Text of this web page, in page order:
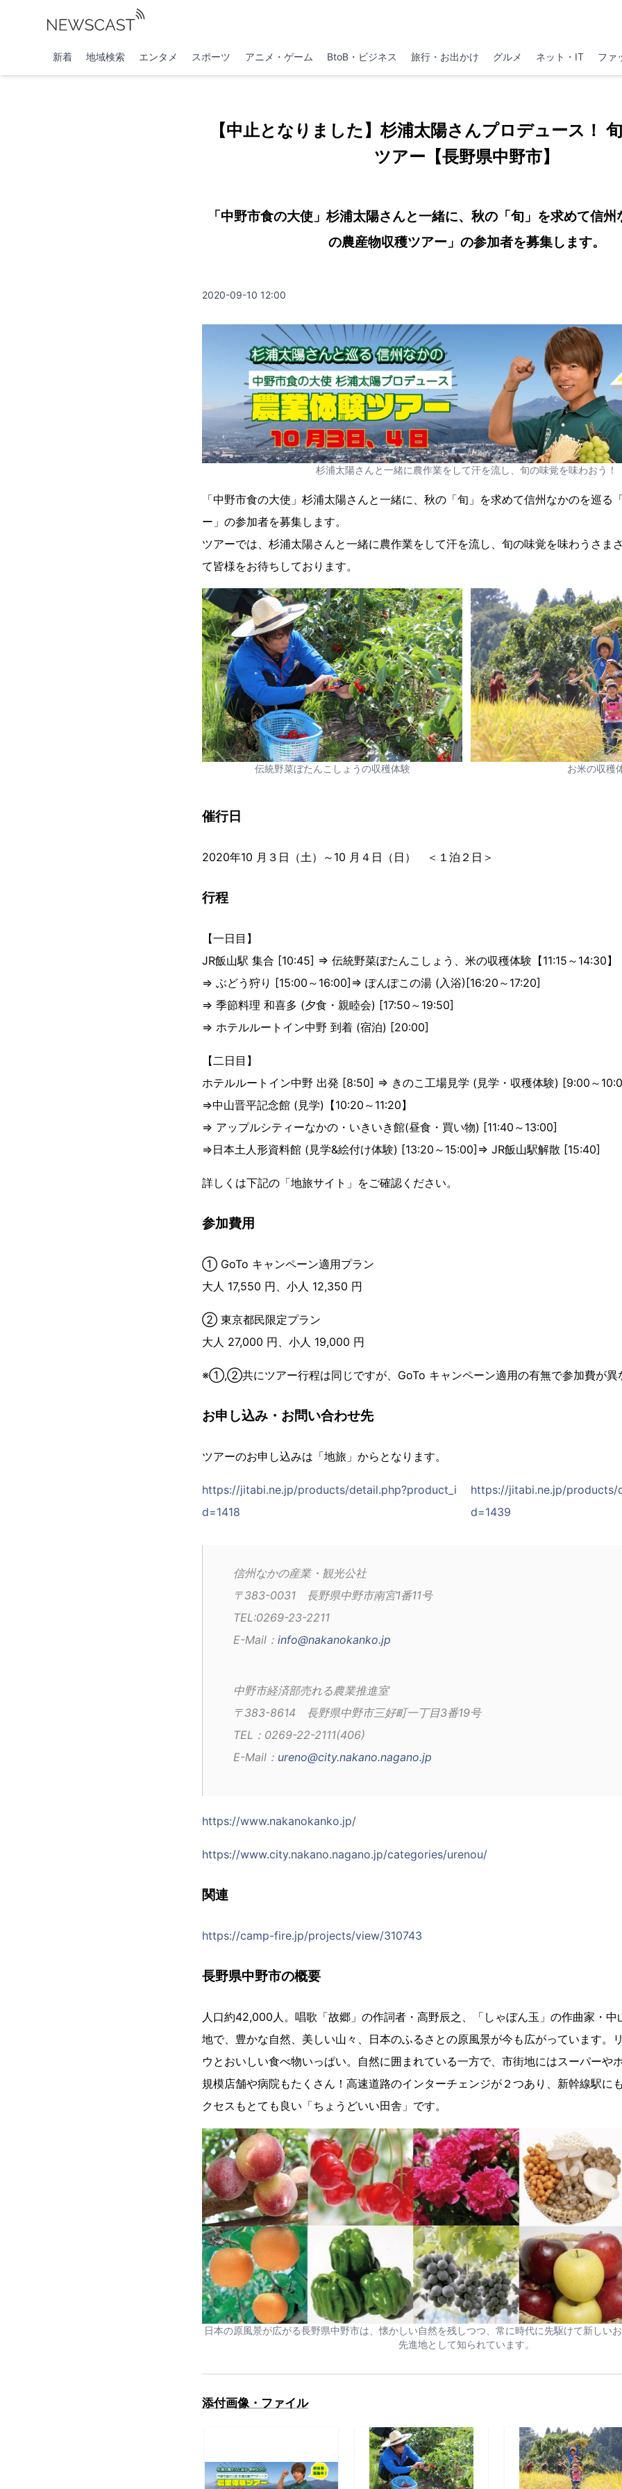
新着 地域検索 エンタメ スポーツ アニメ・ゲーム BtoB・ビジネス 旅行・お出かけ グルメ ネット・IT ファ
【中止となりました】杉浦太陽さんプロデュース！
ツアー【長野県中野市】
「中野市食の大使」杉浦太陽さんと一緒に、秋の「旬」を求めて信
の農産物収穫ツアー」の参加者を募集します。
2020-09-10 12:00
杉浦太陽さんと一緒に農作業をして汗を流し、旬の味覚を味わおう！
「中野市食の大使」杉浦太陽さんと一緒に、秋の「旬」を求めて信州なかのを巡る
ー」の参加者を募集します。
ツアーでは、杉浦太陽さんと一緒に農作業をして汗を流し、旬の味覚を味わうさま
て皆様をお待ちしております。
伝統野菜ぼたんこしょうの収穫体験 お米の収穫
催行日
2020年10 月３日（土）～10 月４日（日） ＜１泊２日＞
行程
【一日目】
JR飯山駅 集合 [10:45] ⇒ 伝統野菜ぼたんこしょう、米の収穫体験【11:15～14:30】
⇒ ぶどう狩り [15:00～16:00]⇒ ぽんぽこの湯 (入浴)[16:20～17:20]
⇒ 季節料理 和喜多 (夕食・親睦会) [17:50～19:50]
⇒ ホテルルートイン中野 到着 (宿泊) [20:00]
【二日目】
ホテルルートイン中野 出発 [8:50] ⇒ きのこ工場見学 (見学・収穫体験) [9:00～
⇒中山晋平記念館 (見学)【10:20～11:20】
⇒ アップルシティーなかの・いきいき館(昼食・買い物) [11:40～13:00]
⇒日本土人形資料館 (見学&絵付け体験) [13:20～15:00]⇒ JR飯山駅解散 [15:40]
詳しくは下記の「地旅サイト」をご確認ください。
参加費用
① GoTo キャンペーン適用プラン
大人 17,550 円、小人 12,350 円
② 東京都民限定プラン
大人 27,000 円、小人 19,000 円
※①,②共にツアー行程は同じですが、GoTo キャンペーン適用の有無で参加費が異
お申し込み・お問い合わせ先
ツアーのお申し込みは「地旅」からとなります。
https://jitabi.ne.jp/products/detail.php?product_i
d=1418
https://jitabi.ne.jp/products/
d=1439
信州なかの産業・観光公社
〒383-0031　長野県中野市南宮1番11号
TEL:0269-23-2211
E-Mail： info@nakanokanko.jp
中野市経済部売れる農業推進室
〒383-8614　長野県中野市三好町一丁目3番19号
TEL：0269-22-2111(406)
E-Mail： ureno@city.nakano.nagano.jp
https://www.nakanokanko.jp/
https://www.city.nakano.nagano.jp/categories/urenou/
関連
https://camp-fire.jp/projects/view/310743
長野県中野市の概要
人口約42,000人。唱歌「故郷」の作詞者・高野辰之、「しゃぼん玉」の作曲家・中
地で、豊かな自然、美しい山々、日本のふるさとの原風景が今も広がっています。
ウとおいしい食べ物いっぱい。自然に囲まれている一方で、市街地にはスーパーや
規模店舗や病院もたくさん！高速道路のインターチェンジが２つあり、新幹線駅に
クセスもとても良い「ちょうどいい田舎」です。
日本の原風景が広がる長野県中野市は、懐かしい自然を残しつつ、常に時代に先駆けて新しい
先進地として知られています。
添付画像・ファイル